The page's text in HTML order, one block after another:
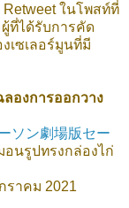
Retweet ในโพสท์ที่
ที่ได้รับการคัด
เซเลอร์มูนที่มี
ลองการออกวาง
ソン劇場版セー
นรูปทรงกล่องไก่
ราคม 2021